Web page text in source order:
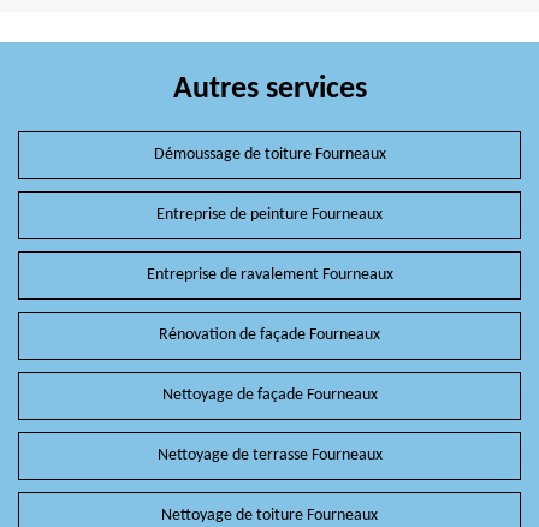
Autres services
Démoussage de toiture Fourneaux
Entreprise de peinture Fourneaux
Entreprise de ravalement Fourneaux
Rénovation de façade Fourneaux
Nettoyage de façade Fourneaux
Nettoyage de terrasse Fourneaux
Nettoyage de toiture Fourneaux